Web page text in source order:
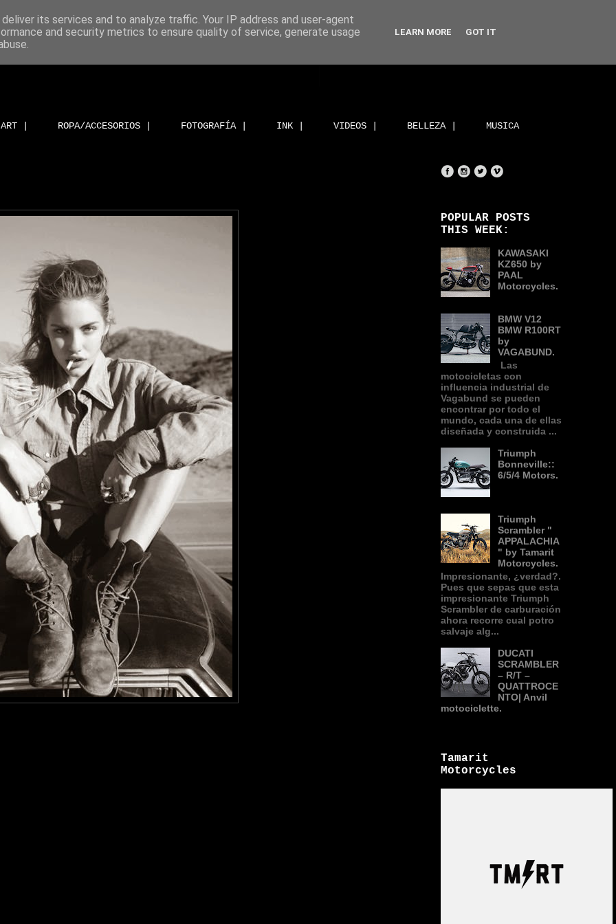
ART | ROPA/ACCESORIOS | FOTOGRAFÍA | INK | VIDEOS | BELLEZA | MUSICA
POPULAR POSTS
THIS WEEK:
KAWASAKI
KZ650 by
PAAL
Motorcycles.
BMW V12
BMW R100RT
by
VAGABUND.
Las
motocicletas con
influencia industrial de
Vagabund se pueden
encontrar por todo el
mundo, cada una de ellas
diseñada y construida ...
Triumph
Bonneville::
6/5/4 Motors.
Triumph
Scrambler "
APPALACHIA
" by Tamarit
Motorcycles.
Impresionante, ¿verdad?.
Pues que sepas que esta
impresionante Triumph
Scrambler de carburación
ahora recorre cual potro
salvaje alg...
DUCATI
SCRAMBLER
– R/T –
QUATTROCE
NTO| Anvil
motociclette.
Tamarit
Motorcycles
its services and to analyze traffic. Your IP address and user-agent
and security metrics to ensure quality of service, generate usage
LEARN MORE GOT IT